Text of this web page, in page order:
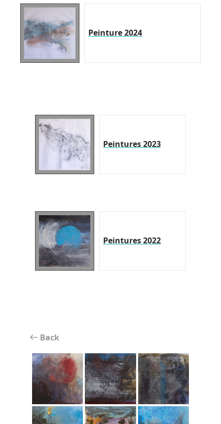
Peinture 2024
Peintures 2023
Peintures 2022
Back